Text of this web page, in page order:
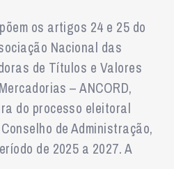
os artigos 24 e 25 do
Nacional das
de Títulos e Valores
– ANCORD,
do processo eleitoral
de Administração,
de 2025 a 2027. A